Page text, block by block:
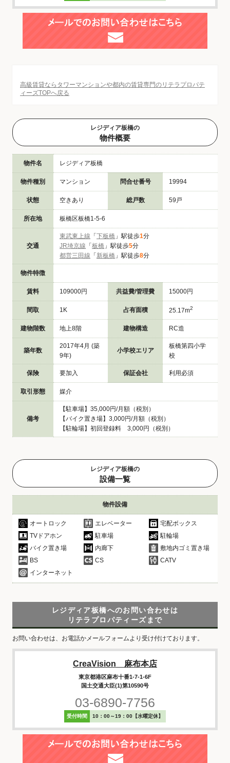
高級賃貸ならタワーマンションや都内の賃貸専門のリテラプロパテ
ィーズTOPへ戻る
レジディア板橋の
物件概要
物件名 レジディア板橋
物件種別 マンション 問合せ番号 19994
状態 空きあり 総戸数 59戸
所在地 板橋区板橋1-5-6
交通
東武東上線 「 下板橋 」駅徒歩1分
JR埼京線 「 板橋 」駅徒歩5分
都営三田線 「 新板橋 」駅徒歩8分
物件特徴
賃料 109000円 共益費/管理費 15000円
間取 1K 占有面積 25.17m2
建物階数 地上8階 建物構造 RC造
築年数
2017年4月 (築
9年)
小学校エリア
板橋第四小学
校
保険 要加入 保証会社 利用必須
取引形態 媒介
備考
【駐車場】35,000円/月額（税別）
【バイク置き場】3,000円/月額（税別）
【駐輪場】初回登録料 3,000円（税別）
レジディア板橋の
設備一覧
物件設備
オートロック エレベーター
宅配ボックス
TVドアホン
駐車場
駐輪場
バイク置き場
内廊下
敷地内ゴミ置き場
BS
CS
CATV
インターネット
レジディア板橋へのお問い合わせは
リテラプロパティーズまで
お問い合わせは、お電話かメールフォームより受け付けております。
CreaVision 麻布本店
東京都港区麻布十番1-7-1-6F
国土交通大臣(1)第10590号
03-6890-7756
受付時間 10：00～19：00【水曜定休】